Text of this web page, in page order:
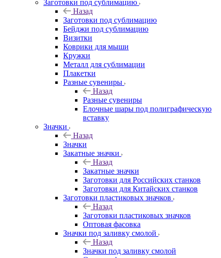
Заготовки под сублимацию
Назад
Заготовки под сублимацию
Бейджи под сублимацию
Визитки
Коврики для мыши
Кружки
Металл для сублимации
Плакетки
Разные сувениры
Назад
Разные сувениры
Елочные шары под полиграфическую
вставку
Значки
Назад
Значки
Закатные значки
Назад
Закатные значки
Заготовки для Российских станков
Заготовки для Китайских станков
Заготовки пластиковых значков
Назад
Заготовки пластиковых значков
Оптовая фасовка
Значки под заливку смолой
Назад
Значки под заливку смолой